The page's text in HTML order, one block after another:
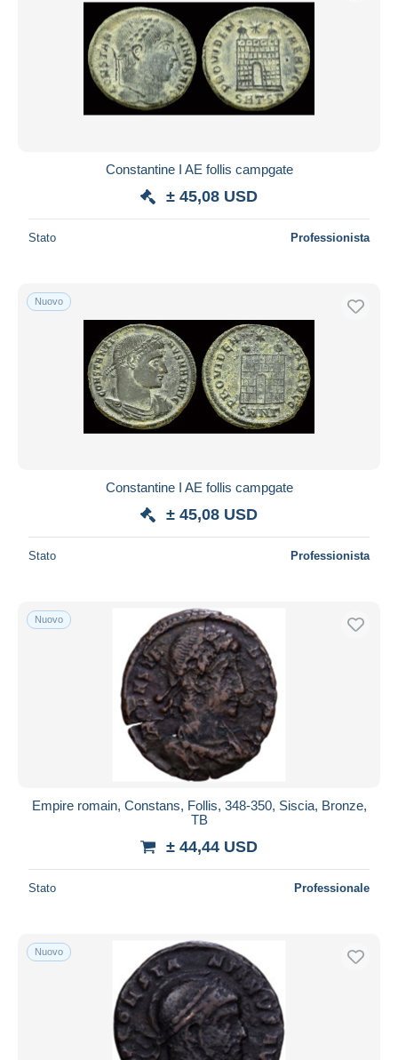
Constantine I AE follis campgate
± 45,08 USD
Stato Professionista
Nuovo
Constantine I AE follis campgate
± 45,08 USD
Stato Professionista
Nuovo
Empire romain, Constans, Follis, 348-350, Siscia, Bronze,
TB
± 44,44 USD
Stato Professionale
Nuovo